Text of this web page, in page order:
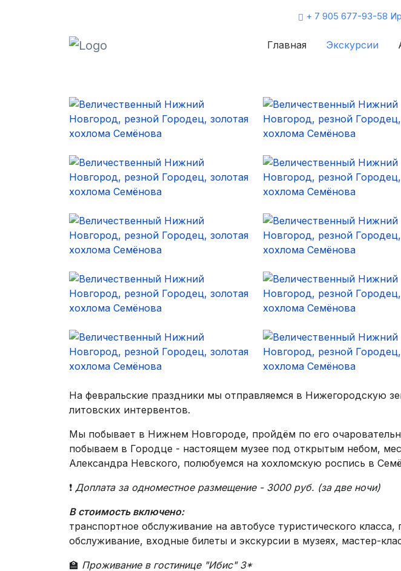
+ 7 905 677-93-58
Главная Экскурсии
На февральские праздники мы отправляемся в Нижегородскую
литовских интервентов.
Мы побывает в Нижнем Новгороде, пройдём по его
побываем в Городце - настоящем музее под открытым небом,
Александра Невского, полюбуемся на хохломскую роспись в
❗ Доплата за одноместное размещение - 3000 руб. (за две ночи)
В стоимость включено:
транспортное обслуживание на автобусе туристического
обслуживание, входные билеты и экскурсии в музеях, мастер-
🏫 Проживание в гостинице "Ибис" 3*